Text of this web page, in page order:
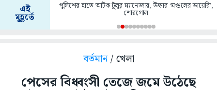
এই
মুহূর্তে
পুলিশের হাতে আটক টুলুর ম্যানেজার, উদ্ধার ‘মণ্ডলের ডায়েরি’,
শোরগোল
বর্তমান/ খেলা
পেসের বিধ্বংসী তেজে জমে উঠেছে